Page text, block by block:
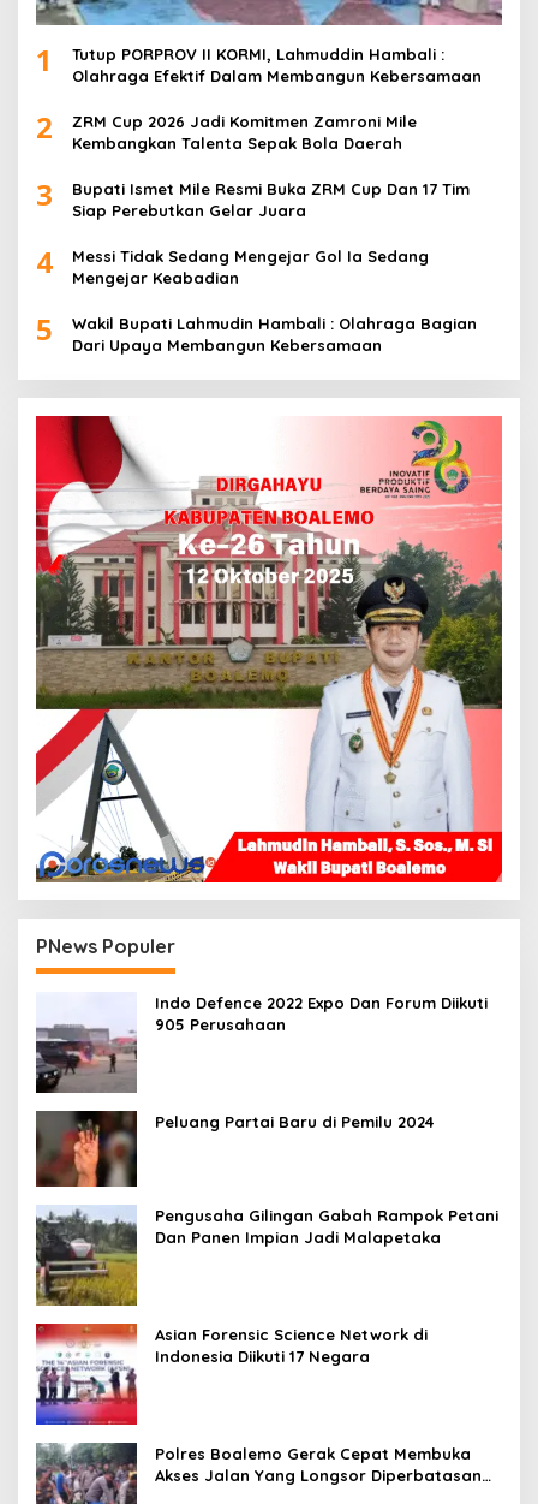
1
Tutup PORPROV II KORMI, Lahmuddin Hambali :
Olahraga Efektif Dalam Membangun Kebersamaan
2
ZRM Cup 2026 Jadi Komitmen Zamroni Mile
Kembangkan Talenta Sepak Bola Daerah
3
Bupati Ismet Mile Resmi Buka ZRM Cup Dan 17 Tim
Siap Perebutkan Gelar Juara
4
Messi Tidak Sedang Mengejar Gol Ia Sedang
Mengejar Keabadian
5
Wakil Bupati Lahmudin Hambali : Olahraga Bagian
Dari Upaya Membangun Kebersamaan
PNews Populer
Indo Defence 2022 Expo Dan Forum Diikuti
905 Perusahaan
Peluang Partai Baru di Pemilu 2024
Pengusaha Gilingan Gabah Rampok Petani
Dan Panen Impian Jadi Malapetaka
Asian Forensic Science Network di
Indonesia Diikuti 17 Negara
Polres Boalemo Gerak Cepat Membuka
Akses Jalan Yang Longsor Diperbatasan